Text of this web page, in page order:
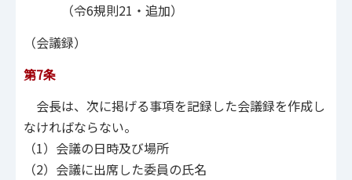
（令6規則21・追加）
（会議録）
第7条
会長は、次に掲げる事項を記録した会議録を作成し
なければならない。
（1）会議の日時及び場所
（2）会議に出席した委員の氏名